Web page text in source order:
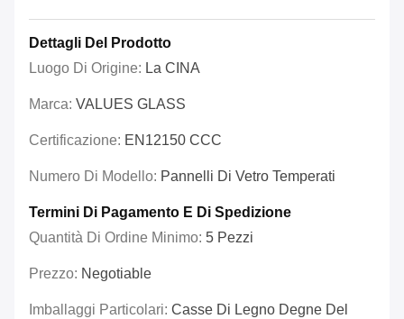
Dettagli Del Prodotto
Luogo Di Origine: La CINA
Marca: VALUES GLASS
Certificazione: EN12150 CCC
Numero Di Modello: Pannelli Di Vetro Temperati
Termini Di Pagamento E Di Spedizione
Quantità Di Ordine Minimo: 5 Pezzi
Prezzo: Negotiable
Imballaggi Particolari: Casse Di Legno Degne Del